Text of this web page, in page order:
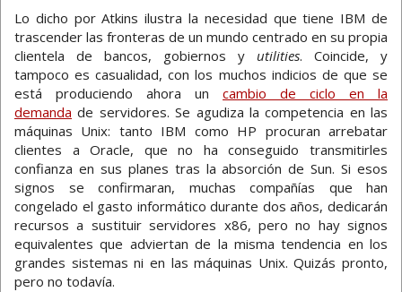
Lo dicho por Atkins ilustra la necesidad que tiene IBM de
trascender las fronteras de un mundo centrado en su propia
clientela de bancos, gobiernos y utilities. Coincide, y
tampoco es casualidad, con los muchos indicios de que se
está produciendo ahora un cambio de ciclo en la
demanda de servidores. Se agudiza la competencia en las
máquinas Unix: tanto IBM como HP procuran arrebatar
clientes a Oracle, que no ha conseguido transmitirles
confianza en sus planes tras la absorción de Sun. Si esos
signos se confirmaran, muchas compañías que han
congelado el gasto informático durante dos años, dedicarán
recursos a sustituir servidores x86, pero no hay signos
equivalentes que adviertan de la misma tendencia en los
grandes sistemas ni en las máquinas Unix. Quizás pronto,
pero no todavía.